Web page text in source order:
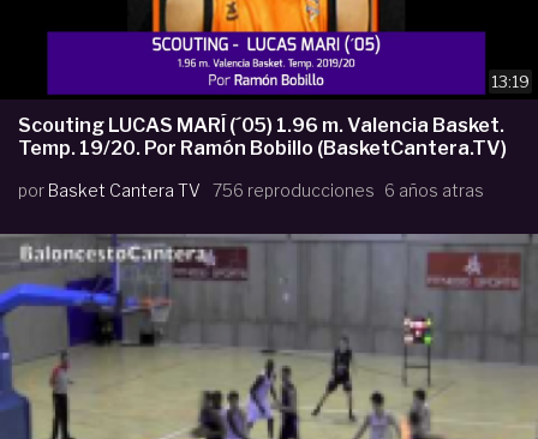
13:19
Scouting LUCAS MARÍ (´05) 1.96 m. Valencia Basket.
Temp. 19/20. Por Ramón Bobillo (BasketCantera.TV)
por Basket Cantera TV 756 reproducciones 6 años atras